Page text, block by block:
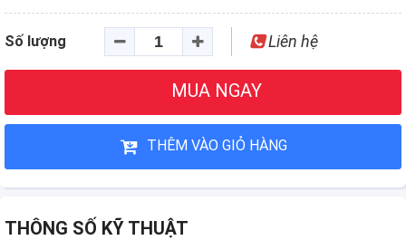
Số lượng Liên hệ
MUA NGAY
THÊM VÀO GIỎ HÀNG
THÔNG SỐ KỸ THUẬT